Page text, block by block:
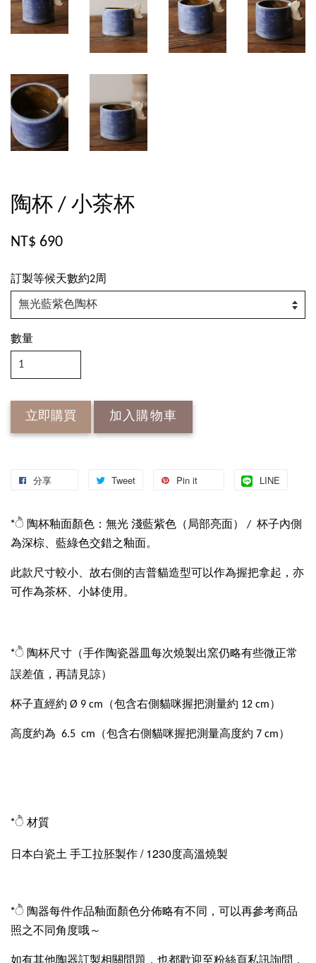
陶杯 / 小茶杯
NT$ 690
訂製等候天數約2周
數量
立即購買 加入購物車
分享 Tweet Pin it LINE
*ੈ 陶杯釉面顏色：無光 淺藍紫色（局部亮面） / 杯子內側
為深棕、藍綠色交錯之釉面。
此款尺寸較小、故右側的吉普貓造型可以作為握把拿起，亦
可作為茶杯、小缽使用。
*ੈ 陶杯尺寸
（手作陶瓷器皿每次燒製出窯仍略有些微正常
誤差值，再請見諒）
杯子直經約 Ø 9 cm（包含右側貓咪握把測量約 12 cm）
高度約為 6.5 cm（包含右側貓咪握把測量高度約 7 cm）
*ੈ 材質
日本白瓷土 手工拉胚製作 / 1230度高溫燒製
*ੈ 陶器每件作品釉面顏色分佈略有不同，可以再參考商品
照之不同角度哦～